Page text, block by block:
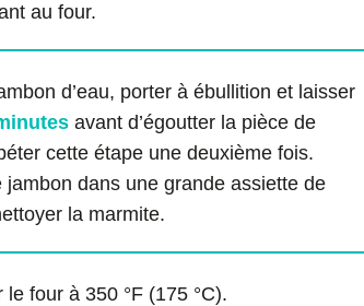
au four.
d’eau, porter à ébullition et laisser
avant d’égoutter la pièce de
cette étape une deuxième fois.
jambon dans une grande assiette de
la marmite.
le four à 350 °F (175 °C).